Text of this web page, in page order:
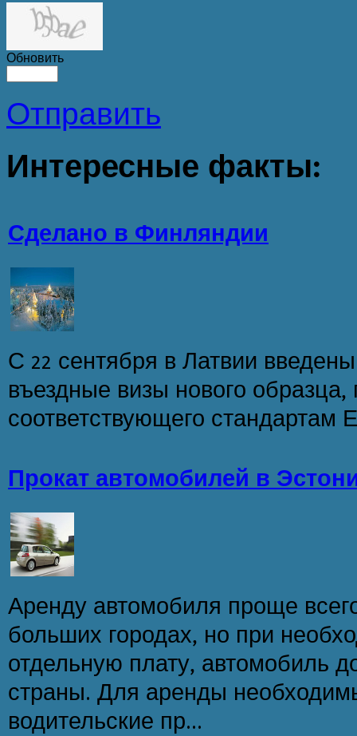
Обновить
Отправить
Интересные факты:
Сделано в Финляндии
С 22 сентября в Латвии
въездные визы нового
соответствующего стандартам
Прокат автомобилей в
Аренду автомобиля проще
больших городах, но при
отдельную плату, автомобиль
страны. Для аренды
водительские пр...